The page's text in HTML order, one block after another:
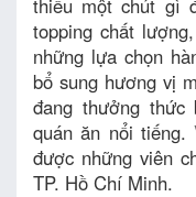
topping chất
những lựa chọn
bổ sung hương vị
đang thưởng
quán ăn nổi tiếng.
được những viên
TP. Hồ Chí Minh.